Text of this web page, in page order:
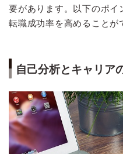
要があります。以下のポ
転職成功率を高めることが
自己分析とキャリア